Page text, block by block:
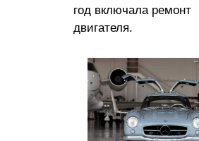
год включала ремонт
двигателя.